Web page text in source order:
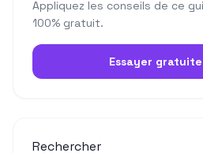
Appliquez les conseils de ce
100% gratuit.
Essayer
Rechercher